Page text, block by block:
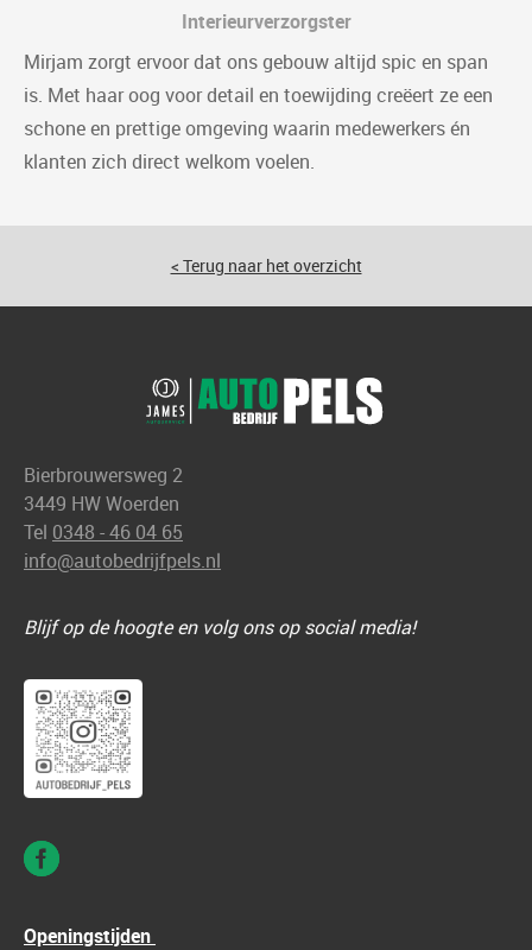
Interieurverzorgster
Mirjam zorgt ervoor dat ons gebouw altijd spic en span
is. Met haar oog voor detail en toewijding creëert ze een
schone en prettige omgeving waarin medewerkers én
klanten zich direct welkom voelen.
< Terug naar het overzicht
Bierbrouwersweg 2
3449 HW Woerden
Tel 0348 - 46 04 65
info@autobedrijfpels.nl
Blijf op de hoogte en volg ons op social media!
Openingstijden